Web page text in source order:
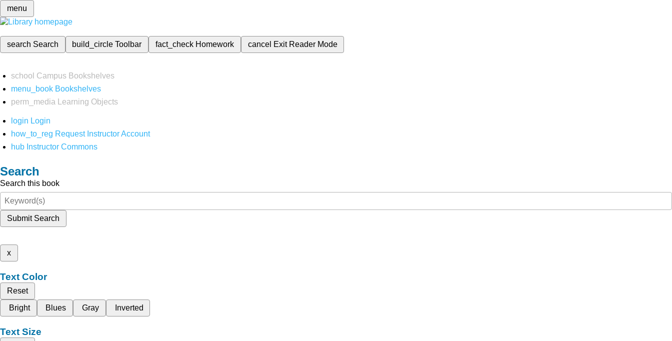
menu
search Search build_circleToolbar fact_check Homework cancel Exit Reader Mode
school Campus Bookshelves
menu_book Bookshelves
perm_media
Learning Objects
login Login
how_to_reg Request Instructor Account
hub Instructor Commons
Search
Search this book
Submit Search
x
Text Color
Reset
Bright
Blues Gray Inverted
Text Size